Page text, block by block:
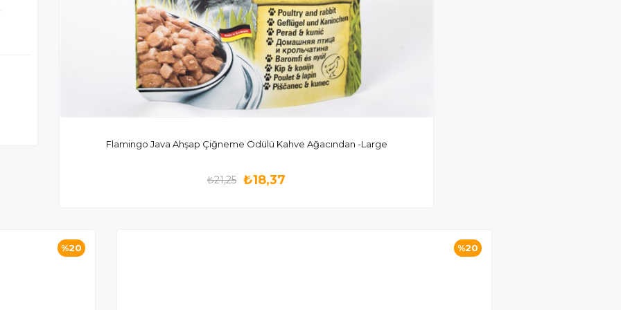
Flamingo Java Ahşap Çiğneme Ödülü Kahve Ağacından -Large
₺18,37
₺21,25
%20 %20